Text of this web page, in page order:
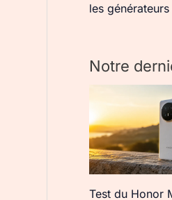
les
Notre
Test du Honor